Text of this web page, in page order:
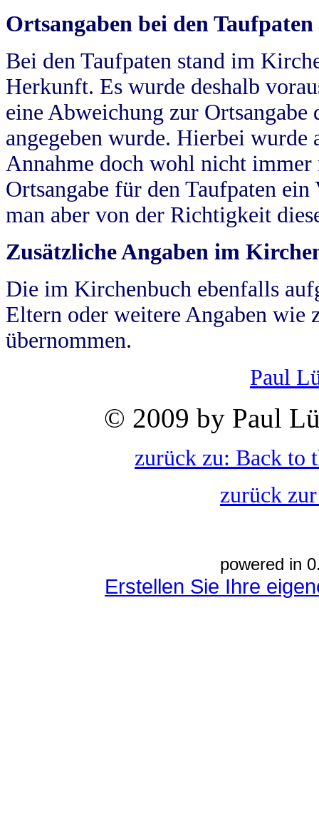
Ortsangaben bei den Taufpaten
Bei den Taufpaten stand im
Herkunft. Es wurde deshalb
eine Abweichung zur
angegeben wurde. Hierbei wurde
Annahme doch wohl nicht
Ortsangabe für den Taufpaten
man aber von der Richtigkeit
Zusätzliche Angaben im
Die im Kirchenbuch ebenfalls
Eltern oder weitere Angaben wie
übernommen.
Paul
© 2009 by Paul
zurück zu: Back to
zurück
powered in
Erstellen Sie Ihre